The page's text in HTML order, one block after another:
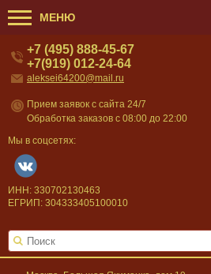
МЕНЮ
+7 (495) 888-45-67
+7(919) 012-24-64
aleksei64200@mail.ru
Прием заявок с сайта 24/7
Обработка заказов с 08:00 до 22:00
Мы в соцсетях:
ИНН: 330702130463
ЕГРИП: 304333405100010